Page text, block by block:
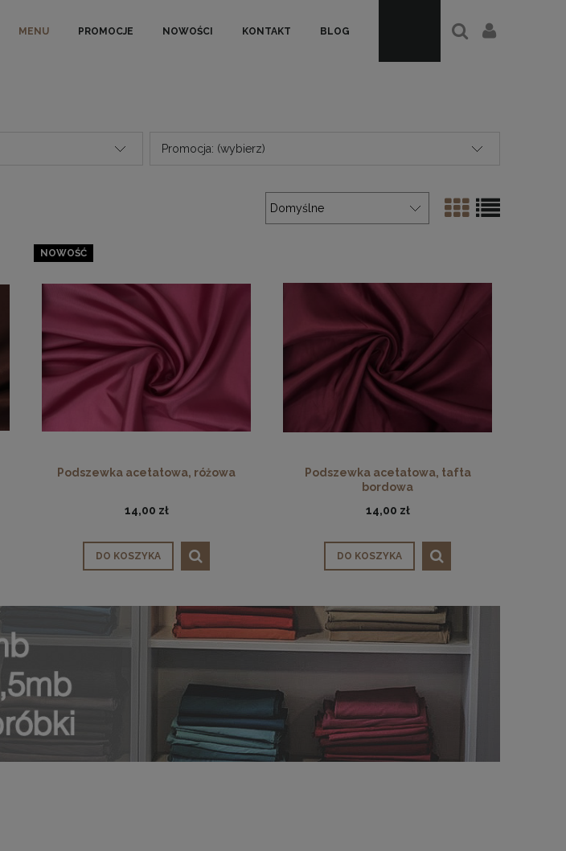
MENU PROMOCJE NOWOŚCI KONTAKT BLOG
Promocja: (wybierz)
Podszewka acetatowa, różowa
14,00 zł
DO KOSZYKA
NOWOŚĆ
Podszewka acetatowa, tafta
bordowa
14,00 zł
DO KOSZYKA